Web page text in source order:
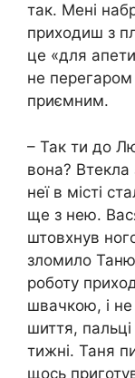
так. Мені
приходиш з
це «для
не
приємним.
– Так ти до
вона? Втекла
неї в місті
ще з нею.
штовхнув
зломило
роботу
швачкою, і
шиття,
тижні. Таня
щось